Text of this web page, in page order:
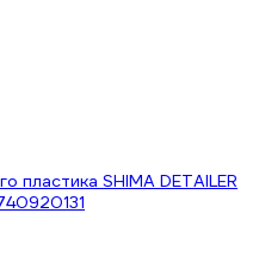
пластика SHIMA DETAILER